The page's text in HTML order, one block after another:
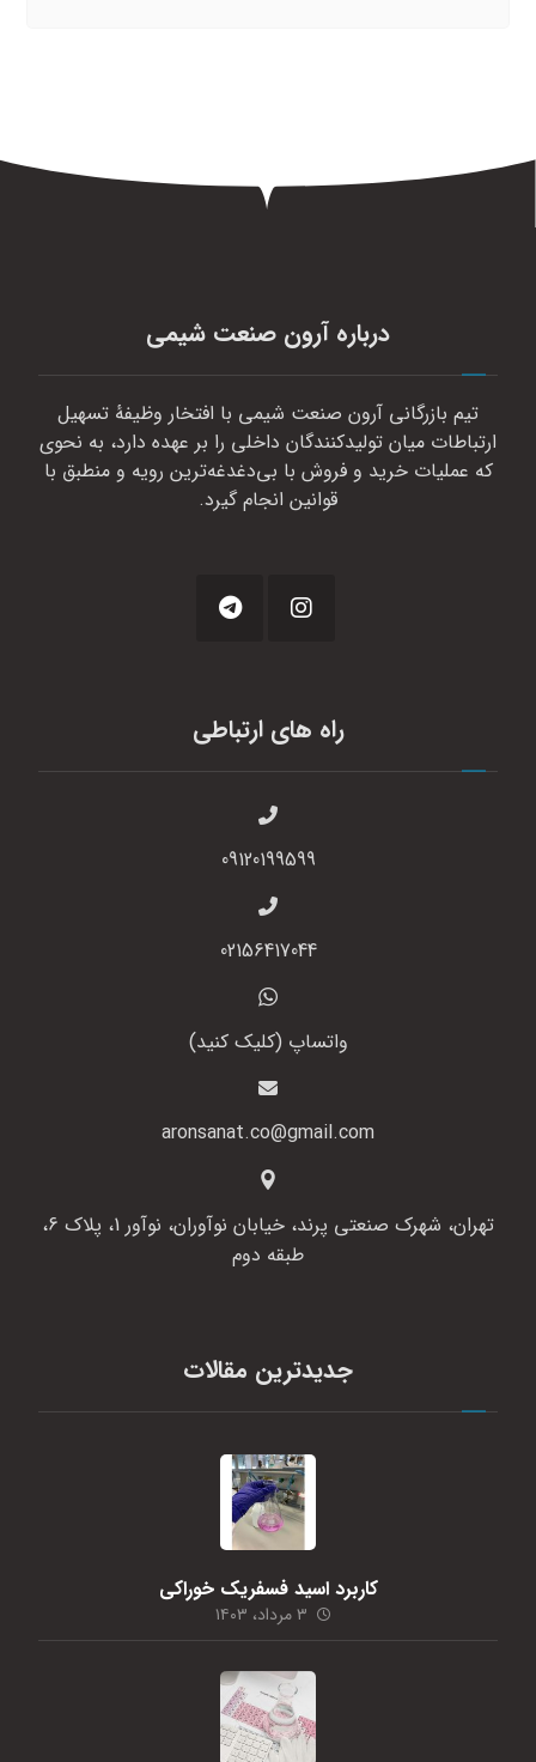
درباره آرون صنعت شیمی
تیم بازرگانی آرون صنعت شیمی با افتخار وظیفهٔ تسهیل
ارتباطات میان تولیدکنندگان داخلی را بر عهده دارد، به نحوی
که عملیات خرید و فروش با بی‌دغدغه‌ترین رویه و منطبق با
قوانین انجام گیرد.
راه های ارتباطی
09120199599
02156417044
واتساپ (کلیک کنید)
aronsanat.co@gmail.com
تهران، شهرک صنعتی پرند، خیابان نوآوران، نوآور 1، پلاک 6،
طبقه دوم
جدیدترین مقالات
کاربرد اسید فسفریک خوراکی
۳ مرداد، ۱۴۰۳